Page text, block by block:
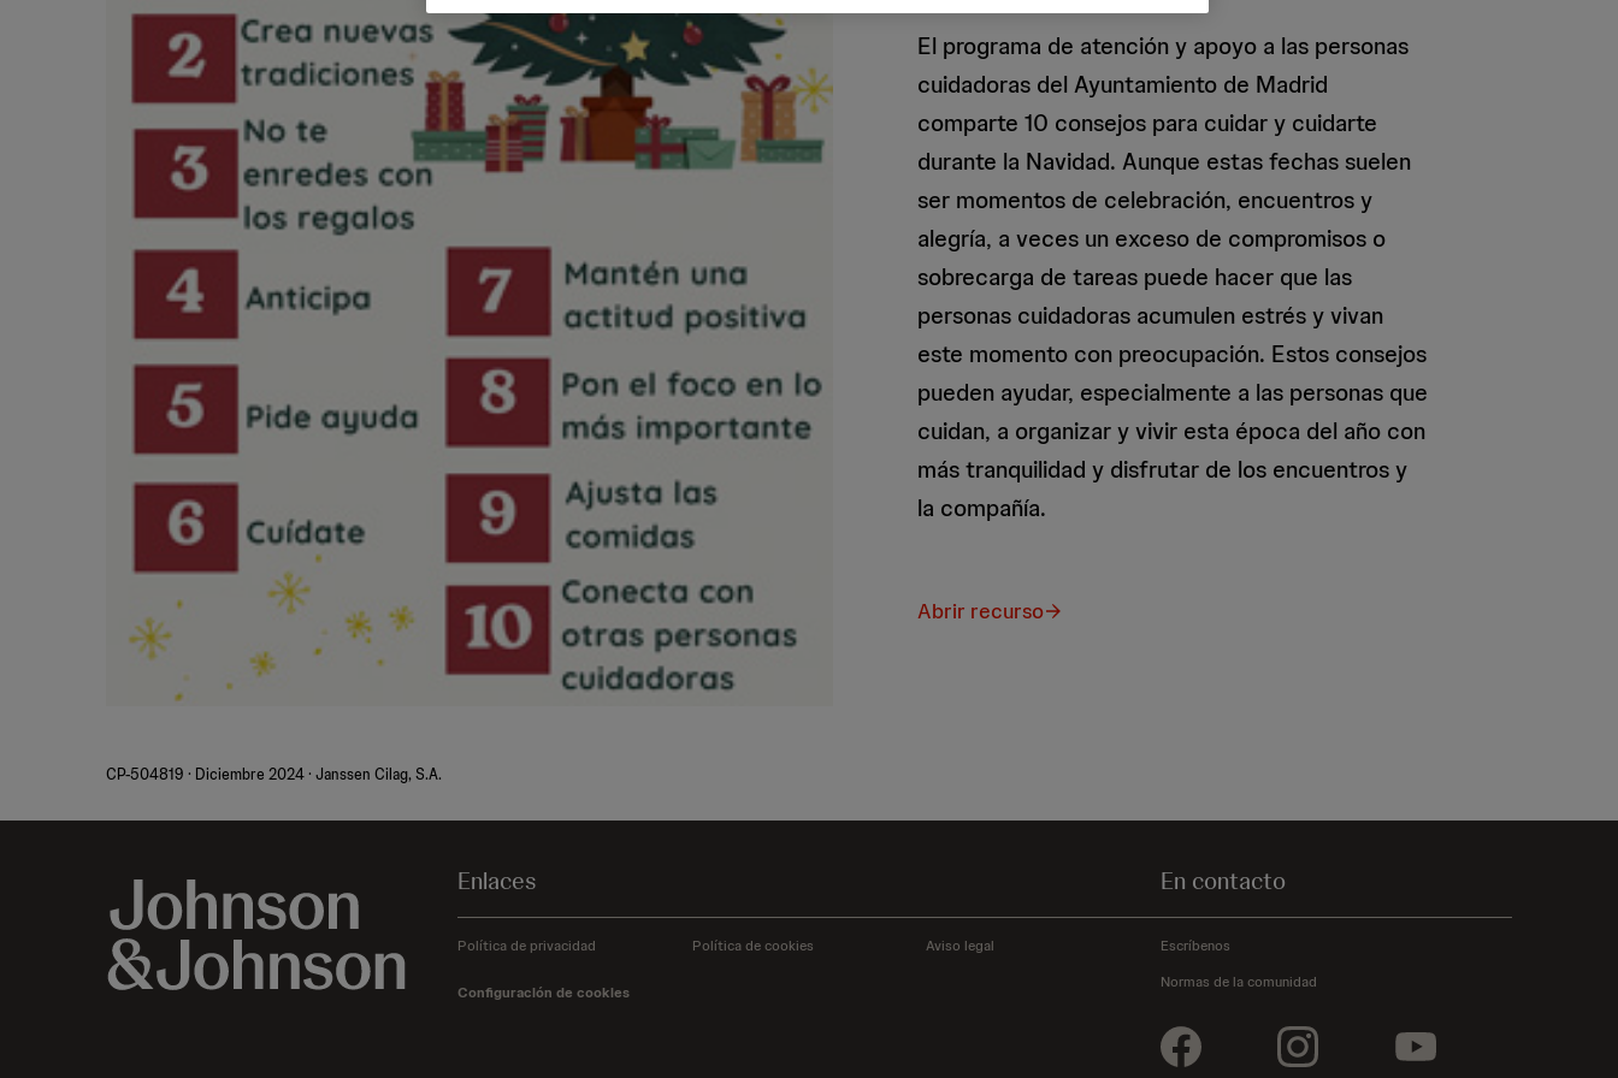
El programa de atención y apoyo a las personas
cuidadoras del Ayuntamiento de Madrid
comparte 10 consejos para cuidar y cuidarte
durante la Navidad. Aunque estas fechas suelen
ser momentos de celebración, encuentros y
alegría, a veces un exceso de compromisos o
sobrecarga de tareas puede hacer que las
personas cuidadoras acumulen estrés y vivan
este momento con preocupación. Estos consejos
pueden ayudar, especialmente a las personas que
cuidan, a organizar y vivir esta época del año con
más tranquilidad y disfrutar de los encuentros y
la compañía.
Abrir recurso
CP-504819 · Diciembre 2024 · Janssen Cilag, S.A.
Enlaces
Política de privacidad Política de cookies Aviso legal
Configuración de cookies
En contacto
Escríbenos
Normas de la comunidad